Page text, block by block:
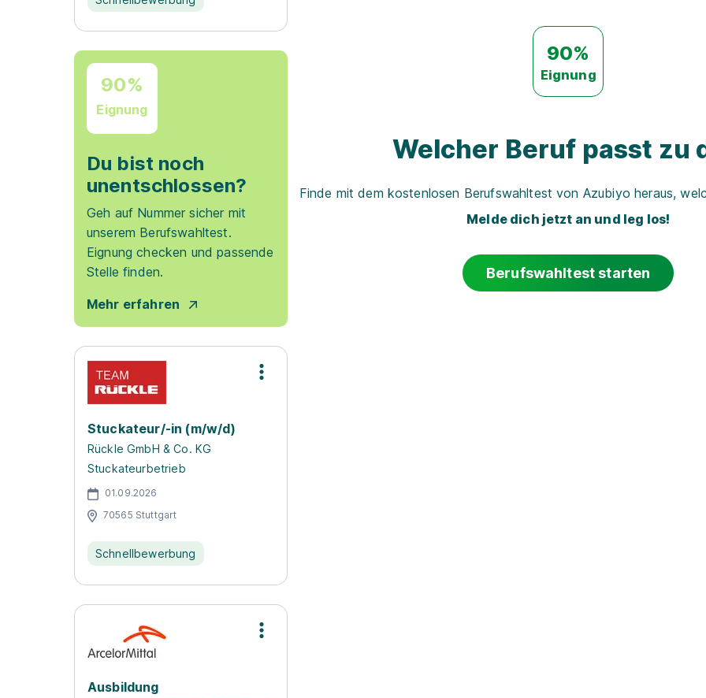
90%
Eignung
Du bist noch
unentschlossen?
Geh auf Nummer sicher mit
unserem Berufswahltest.
Eignung checken und passende
Stelle finden.
Mehr erfahren
Stuckateur/-in (m/w/d)
Rückle GmbH & Co. KG
Stuckateurbetrieb
01.09.2026
70565 Stuttgart
Schnellbewerbung
Ausbildung
90%
Eignung
Welcher Beruf passt zu
Finde mit dem kostenlosen Berufswahltest von Azubiyo heraus,
Melde dich jetzt an und leg los!
Berufswahltest starten